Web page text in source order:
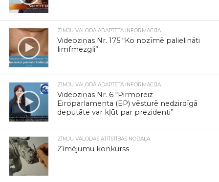
ZĪMJU VALODĀ ADAPTĒTĀ INFORMĀCIJA
Videoziņas Nr. 175 “Ko nozīmē palielināti
limfmezgli”
ZĪMJU VALODĀ ADAPTĒTĀ INFORMĀCIJA
Videoziņas Nr. 6 “Pirmoreiz
Eiroparlamenta (EP) vēsturē nedzirdīgā
deputāte var kļūt par prezidenti”
ZĪMJU VALODAS ATTĪSTĪBAS NODAĻA
Zīmējumu konkurss